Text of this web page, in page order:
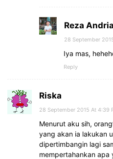
Reza
28 September
Iya mas,
Reply
Riska
28 September 2015 At 4:39
Menurut aku sih,
yang akan ia lakukan
dipertimbangin lagi
mempertahankan apa